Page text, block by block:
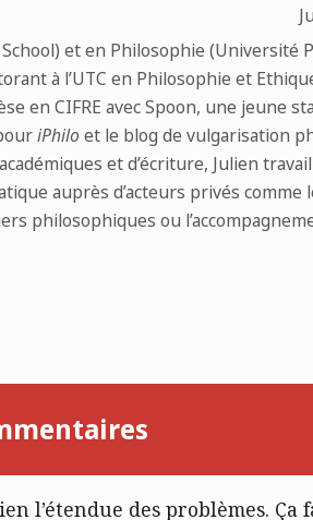
et en Philosophie (Université
à l’UTC en Philosophie et
en CIFRE avec Spoon, une jeune
iPhiloet le blog de vulgarisation
et d’écriture, Julien
auprès d’acteurs privés comme
philosophiques ou
l’étendue des problèmes. Ça